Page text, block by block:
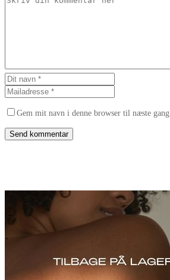
Gem mit navn i denne browser til næste gang